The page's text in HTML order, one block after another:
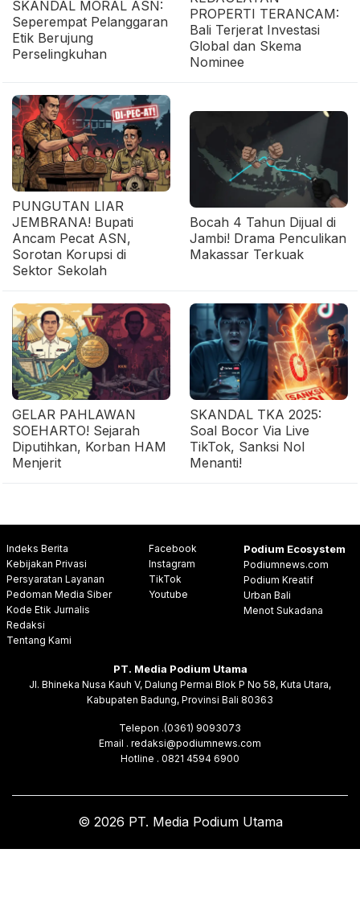
SKANDAL MORAL ASN:
Seperempat Pelanggaran
Etik Berujung
Perselingkuhan
PROPERTI TERANCAM:
Bali Terjerat Investasi
Global dan Skema
Nominee
PUNGUTAN LIAR
JEMBRANA! Bupati
Ancam Pecat ASN,
Sorotan Korupsi di
Sektor Sekolah
Bocah 4 Tahun Dijual di
Jambi! Drama Penculikan
Makassar Terkuak
GELAR PAHLAWAN
SOEHARTO! Sejarah
Diputihkan, Korban HAM
Menjerit
SKANDAL TKA 2025:
Soal Bocor Via Live
TikTok, Sanksi Nol
Menanti!
Indeks Berita
Kebijakan Privasi
Persyaratan Layanan
Pedoman Media Siber
Kode Etik Jurnalis
Redaksi
Tentang Kami
Facebook
Instagram
TikTok
Youtube
Podium Ecosystem
Podiumnews.com
Podium Kreatif
Urban Bali
Menot Sukadana
PT. Media Podium Utama
Jl. Bhineka Nusa Kauh V, Dalung Permai Blok P No 58, Kuta Utara,
Kabupaten Badung, Provinsi Bali 80363
Telepon .(0361) 9093073
Email . redaksi@podiumnews.com
Hotline . 0821 4594 6900
© 2026 PT. Media Podium Utama